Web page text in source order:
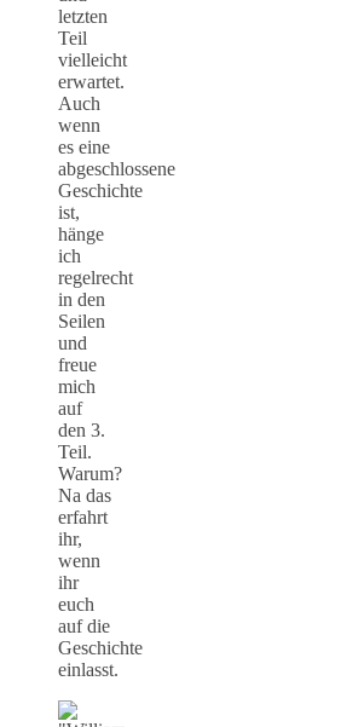
letzten
Teil
vielleicht
erwartet.
Auch
wenn
es eine
abgeschlossene
Geschichte
ist,
hänge
ich
regelrecht
in den
Seilen
und
freue
mich
auf
den 3.
Teil.
Warum?
Na das
erfahrt
ihr,
wenn
ihr
euch
auf die
Geschichte
einlasst.